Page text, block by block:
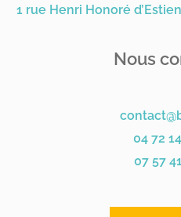
1 rue Henri Honoré
Nous
04 72
07 57